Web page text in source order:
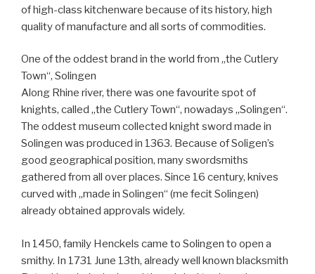
of high-class kitchenware because of its history, high
quality of manufacture and all sorts of commodities.
One of the oddest brand in the world from „the Cutlery
Town“, Solingen
Along Rhine river, there was one favourite spot of
knights, called „the Cutlery Town“, nowadays „Solingen“.
The oddest museum collected knight sword made in
Solingen was produced in 1363. Because of Soligen’s
good geographical position, many swordsmiths
gathered from all over places. Since 16 century, knives
curved with „made in Solingen“ (me fecit Solingen)
already obtained approvals widely.
In 1450, family Henckels came to Solingen to open a
smithy. In 1731 June 13th, already well known blacksmith